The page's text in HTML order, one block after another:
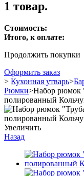
1 товар.
Стоимость:
Итого, к оплате:
Продолжить покупки
Оформить заказ
> Кухонная утварь>
Рюмки>Набор рюмок
полированный
Увеличить
Назад